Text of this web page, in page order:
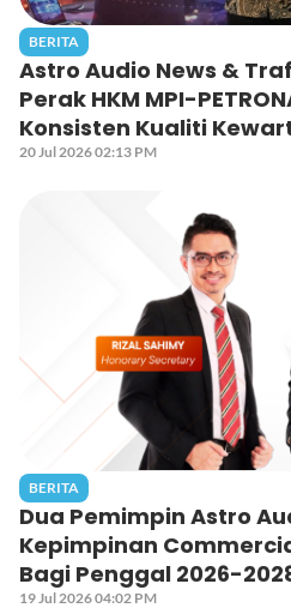
BERITA
Astro Audio News &
Perak HKM MPI-
Konsisten Kualiti
20 Jul 2026 02:13 PM
BERITA
Dua Pemimpin Astro
Kepimpinan
Bagi Penggal 2026-
19 Jul 2026 04:02 PM